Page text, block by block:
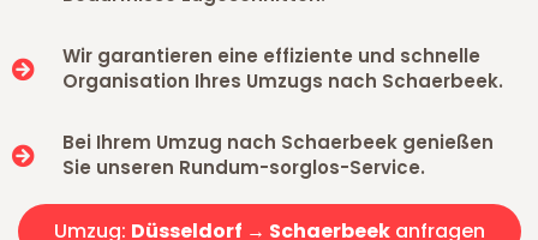
Wir garantieren eine effiziente und schnelle
Organisation Ihres Umzugs nach Schaerbeek.
Bei Ihrem Umzug nach Schaerbeek genießen
Sie unseren Rundum-sorglos-Service.
Umzug: Düsseldorf → Schaerbeekanfragen